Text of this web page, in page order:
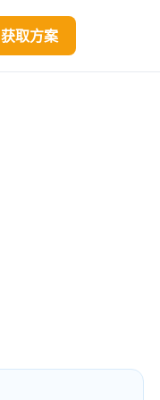
获取方案